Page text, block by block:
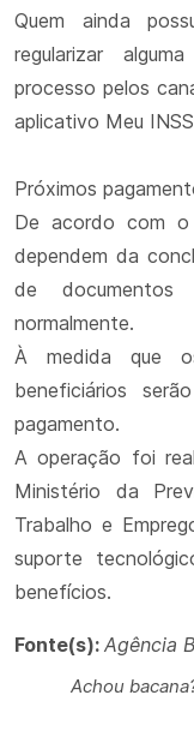
Quem ainda
regularizar
processo pelos
aplicativo Meu
Próximos
De acordo com o
dependem da
de documentos
normalmente.
À medida que
beneficiários
pagamento.
A operação foi
Ministério da
Trabalho e
suporte
benefícios.
Fonte(s): Agência
Achou